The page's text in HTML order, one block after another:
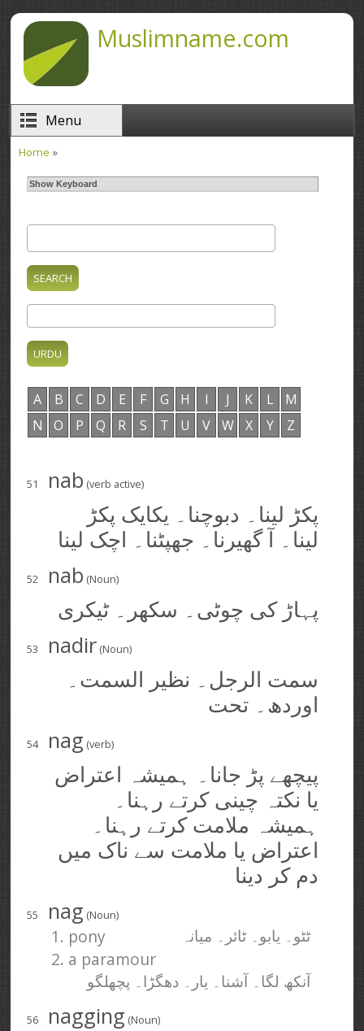
Skip to main contentMuslimname.com
Menu
Home »
Show Keyboard
A B C D E F G H I J K L
M
N
O P Q R S T U V W X Y Z
51 nab (verb active)
پکڑ لینا۔ دبوچنا۔ یکایک پکڑ
لینا۔ آ گھیرنا۔ جھپٹنا۔ اچک لینا
52 nab (Noun)
پہاڑ کی چوٹی۔ سکھر۔ ٹیکری
53 nadir (Noun)
سمت الرجل۔ نظیر السمت۔
اوردھ۔ تحت
54 nag (verb)
پیچھے پڑ جانا۔ ہمیشہ اعتراض
یا نکتہ چینی کرتے رہنا۔
ہمیشہ ملامت کرتے رہنا۔
اعتراض یا ملامت سے ناک میں
دم کر دینا
55 nag (Noun)
1. pony ٹٹو۔ یابو۔ ٹائر۔ میانہ
2. a paramour
آنکھ لگا۔ آشنا۔ یار۔ دھگڑا۔ پچھلگو
56 nagging (Noun)